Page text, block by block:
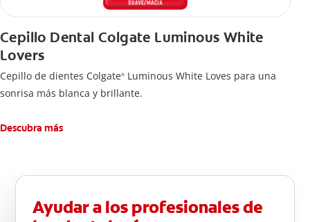
Cepillo Dental Colgate Luminous White
Lovers
Cepillo de dientes Colgate® Luminous White Loves para una
sonrisa más blanca y brillante.
Descubra más
Ayudar a los profesionales de